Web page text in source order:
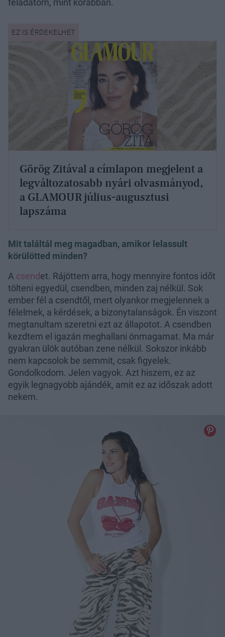
feladatom, mint korábban.
Görög Zitával a címlapon megjelent a
legváltozatosabb nyári olvasmányod,
a GLAMOUR július-augusztusi
lapszáma
Mit találtál meg magadban, amikor lelassult
körülötted minden?
A csendet. Rájöttem arra, hogy mennyire fontos időt
tölteni egyedül, csendben, minden zaj nélkül. Sok
ember fél a csendtől, mert olyankor megjelennek a
félelmek, a kérdések, a bizonytalanságok. Én viszont
megtanultam szeretni ezt az állapotot. A csendben
kezdtem el igazán meghallani önmagamat. Ma már
gyakran ülök autóban zene nélkül. Sokszor inkább
nem kapcsolok be semmit, csak figyelek.
Gondolkodom. Jelen vagyok. Azt hiszem, ez az
egyik legnagyobb ajándék, amit ez az időszak adott
nekem.